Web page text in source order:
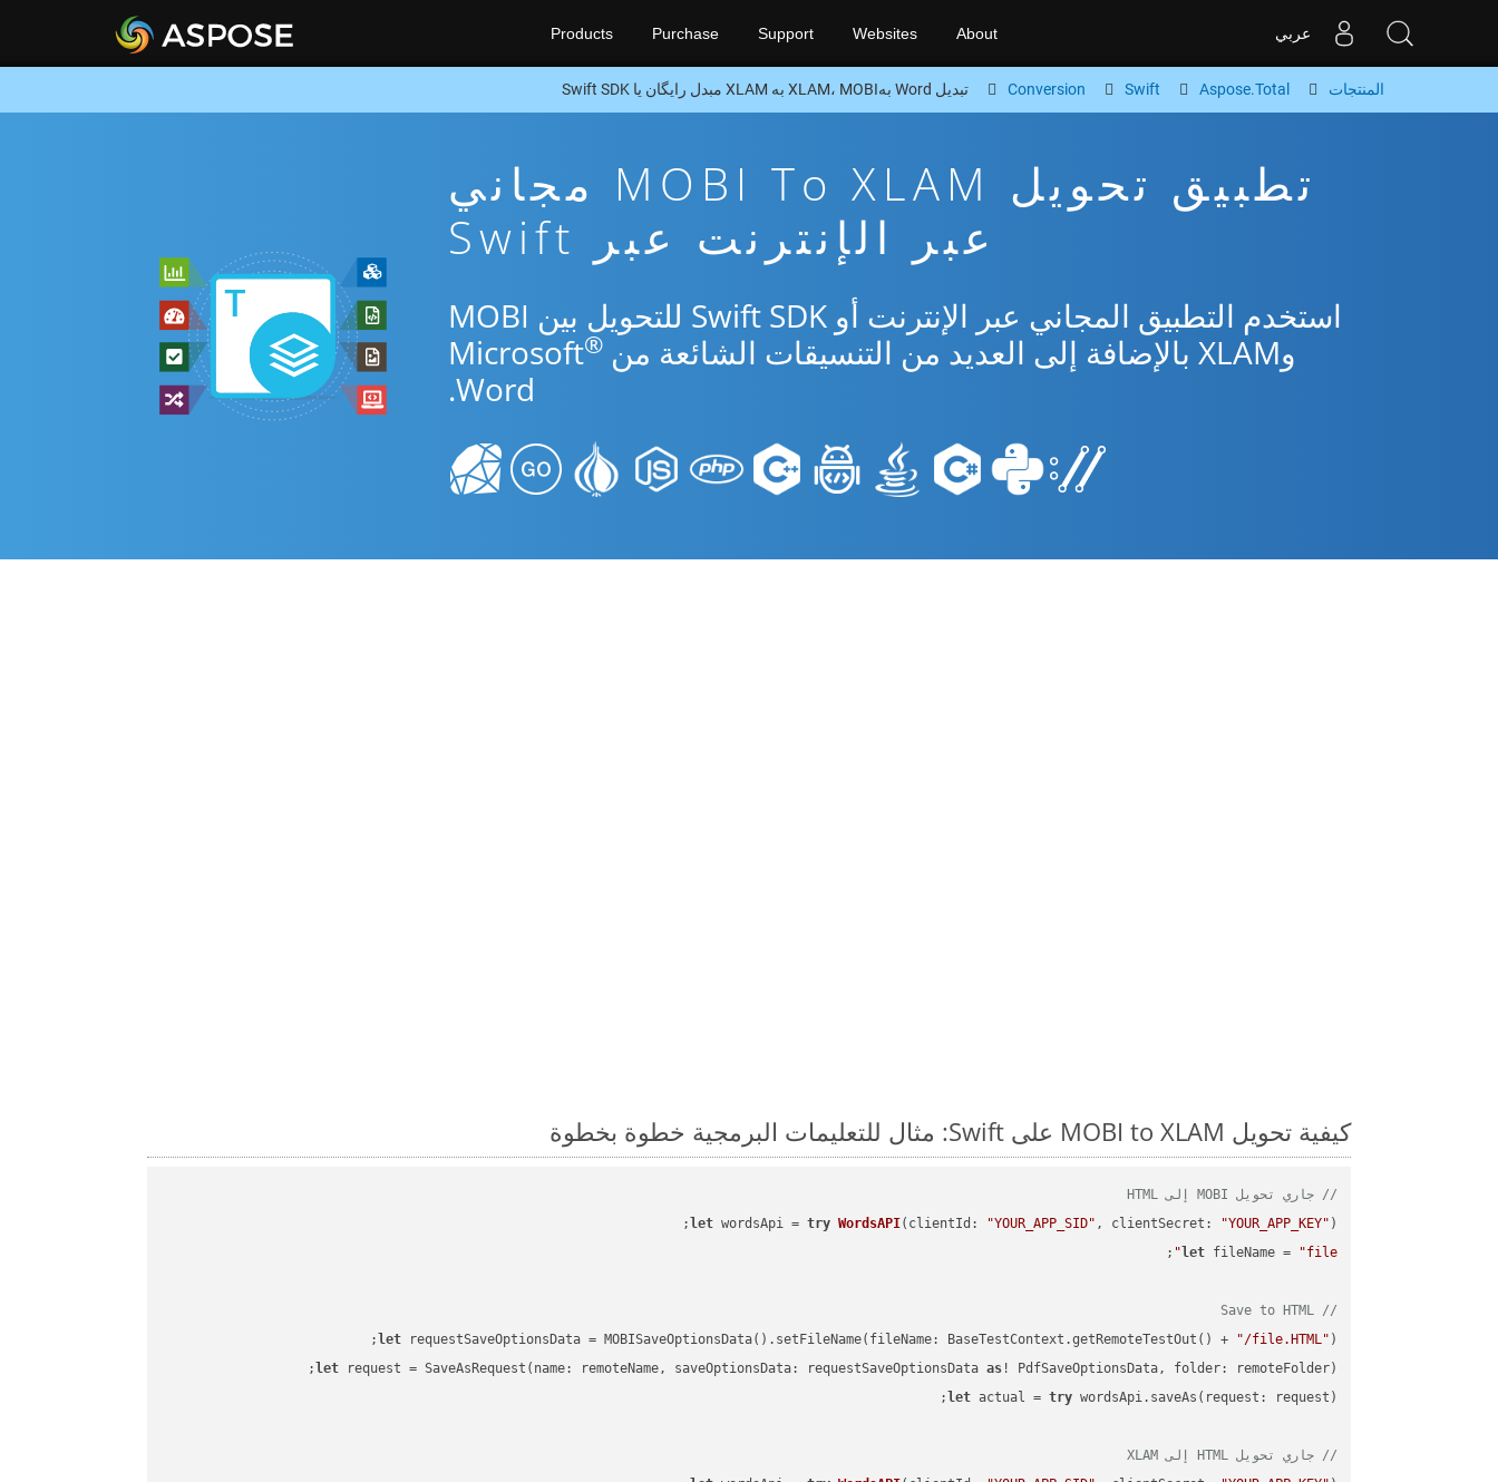
عربي Products Purchase Support Websites About
المنتجات Aspose.Total
Swift
Conversion تبدیل Word بهXLAM، MOBI به XLAM مبدل رایگان یا Swift SDK
تطبيق تحويل MOBI To XLAM مجاني
عبر الإنترنت عبر Swift
استخدم التطبيق المجاني عبر الإنترنت أو Swift SDK للتحويل بين MOBI
وXLAM بالإضافة إلى العديد من التنسيقات الشائعة من Microsoft
®
Word.
كيفية تحويل MOBI to XLAM على Swift: مثال للتعليمات البرمجية خطوة بخطوة
// جاري تحويل MOBI إلى HTML
let wordsApi = try WordsAPI( clientId: "YOUR_APP_SID" , clientSecret: "YOUR_APP_KEY" )
;
let fileName = "file"
// Save to HTML
let requestSaveOptionsData = MOBISaveOptionsData().setFileName(fileName: BaseTestContext.getRemoteTestOut() + "/file.HTML" );
let request = SaveAsRequest(name: remoteName, saveOptionsData: requestSaveOptionsData as! PdfSaveOptionsData, folder: remoteFolder);
let actual = try
// جاري تحويل HTML إلى XLAM